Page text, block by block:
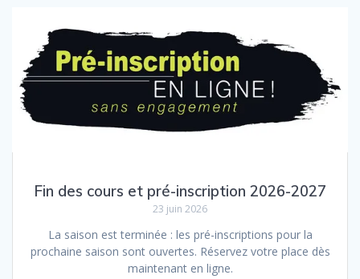
Fin des cours et pré-inscription 2026-2027
23 juin 2026
La saison est terminée : les pré-inscriptions pour la
prochaine saison sont ouvertes. Réservez votre place dès
maintenant en ligne.